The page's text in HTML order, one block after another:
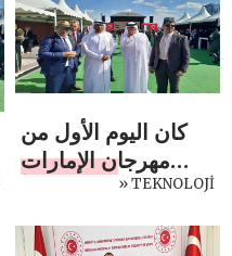
كان اليوم الأول من
مهرجان الإمارات
الثقافي مذهلاً» TEKNOLOJİ